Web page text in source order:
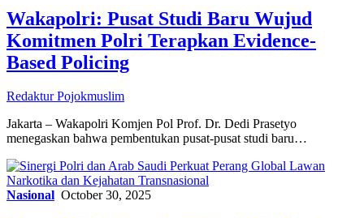
Wakapolri: Pusat Studi Baru Wujud
Komitmen Polri Terapkan Evidence-
Based Policing
Redaktur Pojokmuslim
Jakarta – Wakapolri Komjen Pol Prof. Dr. Dedi Prasetyo
menegaskan bahwa pembentukan pusat-pusat studi baru…
Nasional October 30, 2025